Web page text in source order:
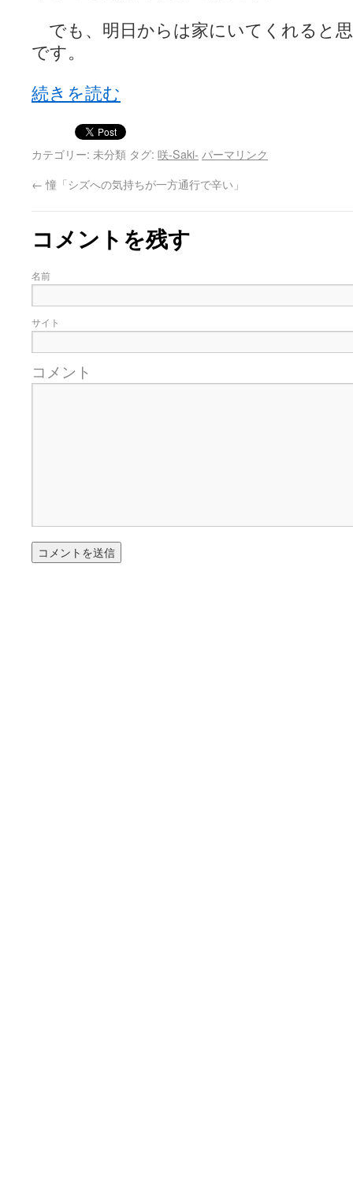
でも、明日からは家にいてくれると
です。
続きを読む
カテゴリー: 未分類 タグ: 咲-Saki- パーマリンク
←憧「シズへの気持ちが一方通行で辛い」
コメントを残す
名前
サイト
コメント